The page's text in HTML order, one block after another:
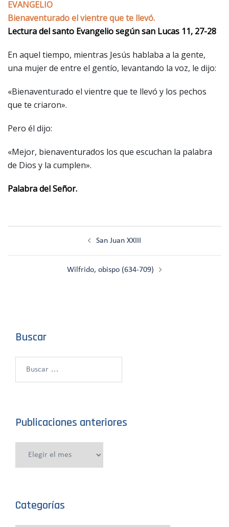
EVANGELIO
Bienaventurado el vientre que te llevó.
Lectura del santo Evangelio según san Lucas 11, 27-28
En aquel tiempo, mientras Jesús hablaba a la gente,
una mujer de entre el gentío, levantando la voz, le dijo:
«Bienaventurado el vientre que te llevó y los pechos
que te criaron».
Pero él dijo:
«Mejor, bienaventurados los que escuchan la palabra
de Dios y la cumplen».
Palabra del Señor.
San Juan XXIII
Wilfrido, obispo (634-709)
Buscar
Publicaciones anteriores
Categorías